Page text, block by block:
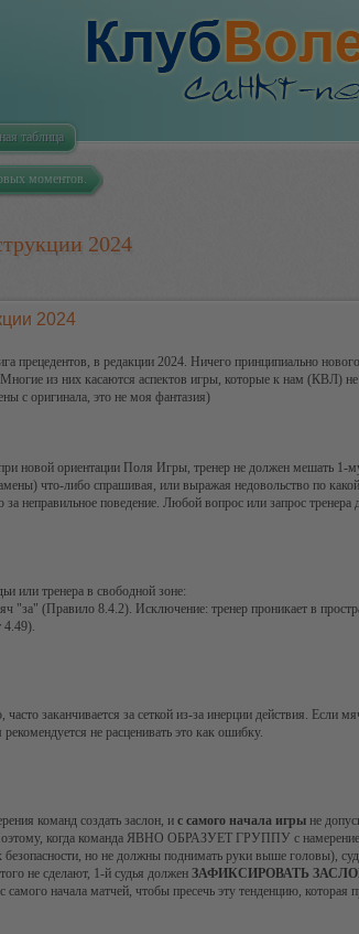
таблица
моментов.
2024
2024
прецедентов, в редакции 2024. Ничего принципиально
из них касаются аспектов игры, которые к нам (КВЛ) не
с оригинала, это не моя фантазия)
новой ориентации Поля Игры, тренер не должен мешать 1-
что-либо спрашивая, или выражая недовольство по
неправильное поведение. Любой вопрос или запрос
или тренера в свободной зоне:
"за" (Правило 8.4.2). Исключение: тренер проникает в
4.49).
заканчивается за сеткой из-за инерции действия. Если
не расценивать это как ошибку.
команд создать заслон, и с самого начала игры не
Поэтому, когда команда ЯВНО ОБРАЗУЕТ ГРУППУ с
но не должны поднимать руки выше головы),
не сделают, 1-й судья должен ЗАФИКСИРОВАТЬ
начала матчей, чтобы пресечь эту тенденцию, которая